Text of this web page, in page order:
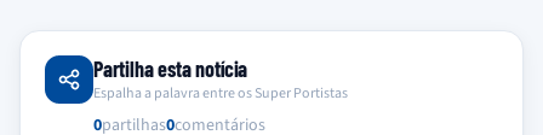
Partilha esta notícia
Espalha a palavra entre os Super Portistas
0partilhas0comentários